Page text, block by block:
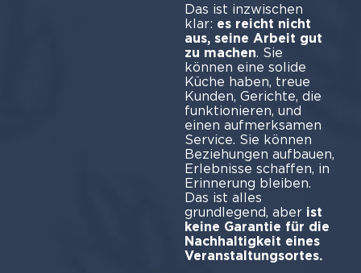
Das ist inzwischen
klar: es reicht nicht
aus, seine Arbeit gut
zu machen. Sie
können eine solide
Küche haben, treue
Kunden, Gerichte, die
funktionieren, und
einen aufmerksamen
Service. Sie können
Beziehungen aufbauen,
Erlebnisse schaffen, in
Erinnerung bleiben.
Das ist alles
grundlegend, aber ist
keine Garantie für die
Nachhaltigkeit eines
Veranstaltungsortes.